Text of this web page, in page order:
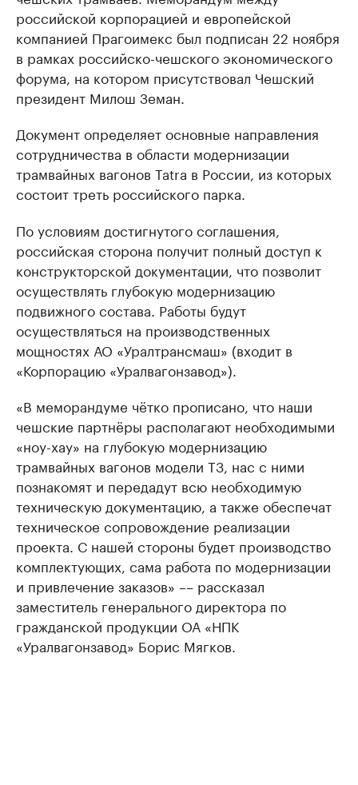
российской корпорацией и европейской
компанией Прагоимекс был подписан 22 ноября
в рамках российско-чешского экономического
форума, на котором присутствовал Чешский
президент Милош Земан.
Документ определяет основные направления
сотрудничества в области модернизации
трамвайных вагонов Tatra в России, из которых
состоит треть российского парка.
По условиям достигнутого соглашения,
российская сторона получит полный доступ к
конструкторской документации, что позволит
осуществлять глубокую модернизацию
подвижного состава. Работы будут
осуществляться на производственных
мощностях АО «Уралтрансмаш» (входит в
«Корпорацию «Уралвагонзавод»).
«В меморандуме чётко прописано, что наши
чешские партнёры располагают необходимыми
«ноу-хау» на глубокую модернизацию
трамвайных вагонов модели Т3, нас с ними
познакомят и передадут всю необходимую
техническую документацию, а также обеспечат
техническое сопровождение реализации
проекта. С нашей стороны будет производство
комплектующих, сама работа по модернизации
и привлечение заказов» –– рассказал
заместитель генерального директора по
гражданской продукции ОА «НПК
«Уралвагонзавод» Борис Мягков.